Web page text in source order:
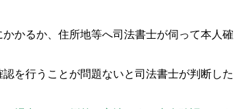
かるか、住所地等へ司法書士が伺って本人確
を行うことが問題ないと司法書士が判断した